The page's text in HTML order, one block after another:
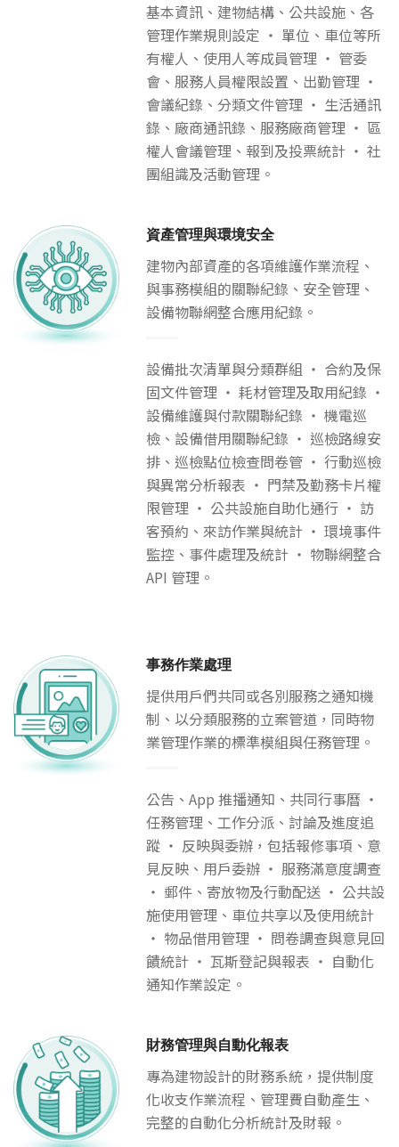
基本資訊、建物結構、公共設施、各
管理作業規則設定 ‧ 單位、車位等所
有權人、使用人等成員管理 ‧ 管委
會、服務人員權限設置、出勤管理 ‧
會議紀錄、分類文件管理 ‧ 生活通訊
錄、廠商通訊錄、服務廠商管理 ‧ 區
權人會議管理、報到及投票統計 ‧ 社
團組識及活動管理。
資產管理與環境安全
建物內部資產的各項維護作業流程、
與事務模組的關聯紀錄、安全管理、
設備物聯網整合應用紀錄。
設備批次清單與分類群組 ‧ 合約及保
固文件管理 ‧ 耗材管理及取用紀錄 ‧
設備維護與付款關聯紀錄 ‧ 機電巡
檢、設備借用關聯紀錄 ‧ 巡檢路線安
排、巡檢點位檢查問卷管 ‧ 行動巡檢
與異常分析報表 ‧ 門禁及勤務卡片權
限管理 ‧ 公共設施自助化通行 ‧ 訪
客預約、來訪作業與統計 ‧ 環境事件
監控、事件處理及統計 ‧ 物聯網整合
API 管理。
事務作業處理
提供用戶們共同或各別服務之通知機
制、以分類服務的立案管道，同時物
業管理作業的標準模組與任務管理。
公告、App 推播通知、共同行事曆 ‧
任務管理、工作分派、討論及進度追
蹤 ‧ 反映與委辦，包括報修事項、意
見反映、用戶委辦 ‧ 服務滿意度調查
‧ 郵件、寄放物及行動配送 ‧ 公共設
施使用管理、車位共享以及使用統計
‧ 物品借用管理 ‧ 問卷調查與意見回
饋統計 ‧ 瓦斯登記與報表 ‧ 自動化
通知作業設定。
財務管理與自動化報表
專為建物設計的財務系統，提供制度
化收支作業流程、管理費自動產生、
完整的自動化分析統計及財報。